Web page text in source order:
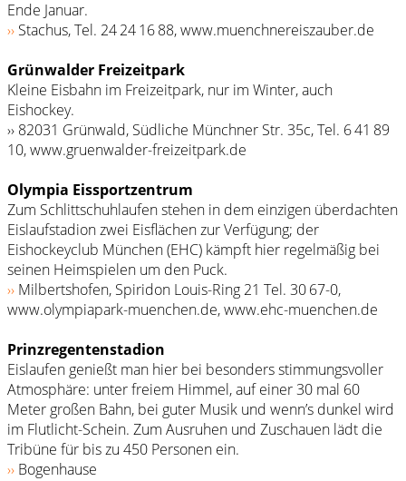
Ende Januar.
›› Stachus, Tel. 24 24 16 88, www.muenchnereiszauber.de
Grünwalder Freizeitpark
Kleine Eisbahn im Freizeitpark, nur im Winter, auch
Eishockey.
›› 82031 Grünwald, Südliche Münchner Str. 35c, Tel. 6 41 89
10, www.gruenwalder-freizeitpark.de
Olympia Eissportzentrum
Zum Schlittschuhlaufen stehen in dem einzigen überdachten
Eislaufstadion zwei Eisflächen zur Verfügung; der
Eishockeyclub München (EHC) kämpft hier regelmäßig bei
seinen Heimspielen um den Puck.
›› Milbertshofen, Spiridon Louis-Ring 21 Tel. 30 67-0,
www.olympiapark-muenchen.de, www.ehc-muenchen.de
Prinzregentenstadion
Eislaufen genießt man hier bei besonders stimmungsvoller
Atmosphäre: unter freiem Himmel, auf einer 30 mal 60
Meter großen Bahn, bei guter Musik und wenn’s dunkel wird
im Flutlicht-Schein. Zum Ausruhen und Zuschauen lädt die
Tribüne für bis zu 450 Personen ein.
›› Bogenhause